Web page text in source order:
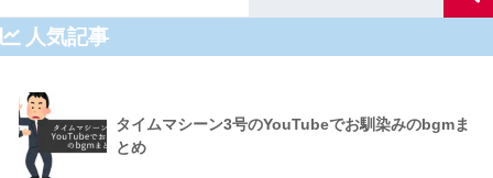
人気記事
タイムマシーン3号のYouTubeでお馴染みのbgmま
とめ